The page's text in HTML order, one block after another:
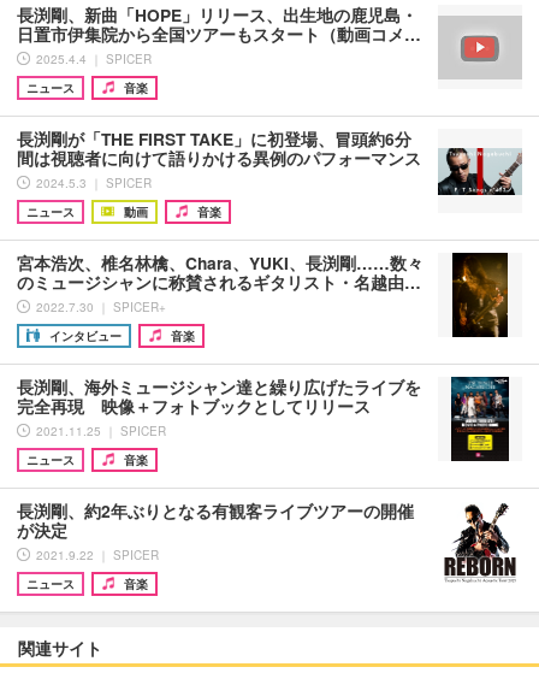
長渕剛、新曲「HOPE」リリース、出生地の鹿児島・
日置市伊集院から全国ツアーもスタート（動画コメ…
2025.4.4 ｜ SPICER
ニュース
音楽
長渕剛が「THE FIRST TAKE」に初登場、冒頭約6分
間は視聴者に向けて語りかける異例のパフォーマンス
2024.5.3 ｜ SPICER
ニュース
動画 音楽
宮本浩次、椎名林檎、Chara、YUKI、長渕剛……数々
のミュージシャンに称賛されるギタリスト・名越由…
2022.7.30 ｜ SPICER+
インタビュー
音楽
長渕剛、海外ミュージシャン達と繰り広げたライブを
完全再現 映像＋フォトブックとしてリリース
2021.11.25 ｜ SPICER
ニュース
音楽
長渕剛、約2年ぶりとなる有観客ライブツアーの開催
が決定
2021.9.22 ｜ SPICER
ニュース
音楽
関連サイト